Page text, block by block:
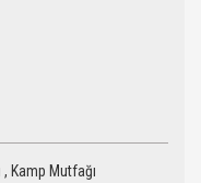
, Kamp Mutfağı